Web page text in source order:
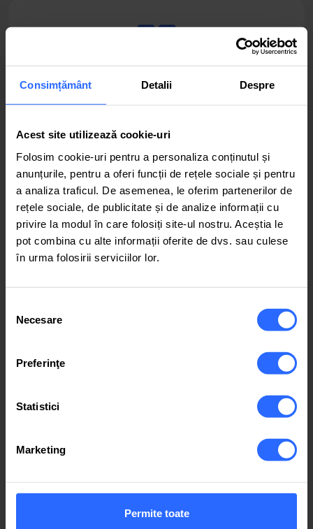
Consimțământ Detalii Despre
Acest site utilizează cookie-uri
Folosim cookie-uri pentru a personaliza conținutul și
anunțurile, pentru a oferi funcții de rețele sociale și pentru
a analiza traficul. De asemenea, le oferim partenerilor de
rețele sociale, de publicitate și de analize informații cu
privire la modul în care folosiți site-ul nostru. Aceștia le
pot combina cu alte informații oferite de dvs. sau culese
în urma folosirii serviciilor lor.
consimțământului
Necesare
Preferinţe
Statistici
Marketing
Permite toate
Suport tehnic standard VPS
Suport tehnic VPS rapid și profesionist pentru configurări,
optimizare și intervenții esențiale.
29.99 € / lună
Administrează simplu hostingul VPS cu cPanel – control
Avantajele cumpărării unui VPS cu